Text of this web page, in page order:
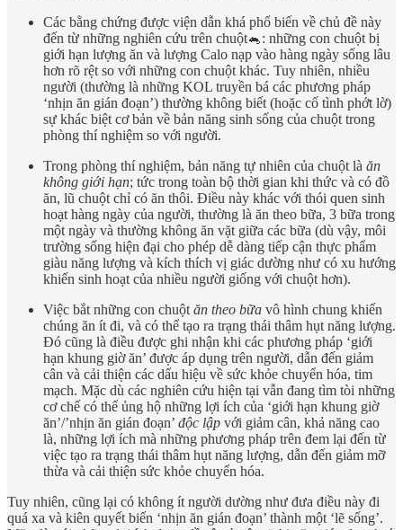
Các bằng chứng được viện dẫn khá phổ biến về chủ đề này
đến từ những nghiên cứu trên chuột🐁: những con chuột bị
giới hạn lượng ăn và lượng Calo nạp vào hàng ngày sống lâu
hơn rõ rệt so với những con chuột khác. Tuy nhiên, nhiều
người (thường là những KOL truyền bá các phương pháp
‘nhịn ăn gián đoạn’) thường không biết (hoặc cố tình phớt lờ)
sự khác biệt cơ bản về bản năng sinh sống của chuột trong
phòng thí nghiệm so với người.
Trong phòng thí nghiệm, bản năng tự nhiên của chuột là ăn
không giới hạn; tức trong toàn bộ thời gian khi thức và có đồ
ăn, lũ chuột chỉ có ăn thôi. Điều này khác với thói quen sinh
hoạt hàng ngày của người, thường là ăn theo bữa, 3 bữa trong
một ngày và thường không ăn vặt giữa các bữa (dù vậy, môi
trường sống hiện đại cho phép dễ dàng tiếp cận thực phẩm
giàu năng lượng và kích thích vị giác dường như có xu hướng
khiến sinh hoạt của nhiều người giống với chuột hơn).
Việc bắt những con chuột ăn theo bữa vô hình chung khiến
chúng ăn ít đi, và có thể tạo ra trạng thái thâm hụt năng lượng.
Đó cũng là điều được ghi nhận khi các phương pháp ‘giới
hạn khung giờ ăn’ được áp dụng trên người, dẫn đến giảm
cân và cải thiện các dấu hiệu về sức khỏe chuyển hóa, tim
mạch. Mặc dù các nghiên cứu hiện tại vẫn đang tìm tòi những
cơ chế có thể ủng hộ những lợi ích của ‘giới hạn khung giờ
ăn’/’nhịn ăn gián đoạn’ độc lập với giảm cân, khả năng cao
là, những lợi ích mà những phương pháp trên đem lại đến từ
việc tạo ra trạng thái thâm hụt năng lượng, dẫn đến giảm mỡ
thừa và cải thiện sức khỏe chuyển hóa.
Tuy nhiên, cũng lại có không ít người dường như đưa điều này đi
quá xa và kiên quyết biến ‘nhịn ăn gián đoạn’ thành một ‘lẽ sống’.